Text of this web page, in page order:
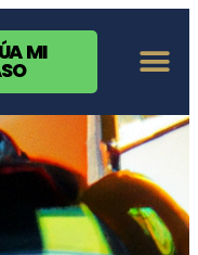
MI